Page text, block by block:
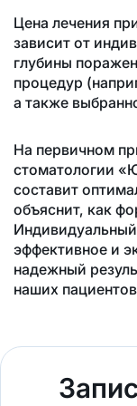
Цена лечения
зависит от
глубины
процедур
а также
На первичном
стоматологии
составит
объяснит, как
эффективное и
надежный
наших